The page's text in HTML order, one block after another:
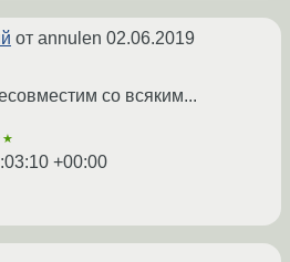
от annulen 02.06.2019
со всяким...
+00:00